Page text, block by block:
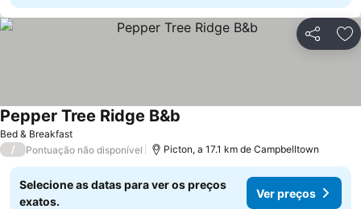
Partilhar
Bed & Breakfast
Pepper Tree Ridge B&b
/ Pontuação não disponível Picton, a 17.1 km de Campbelltown
Selecione as datas para ver os preços
exatos.
Ver preços